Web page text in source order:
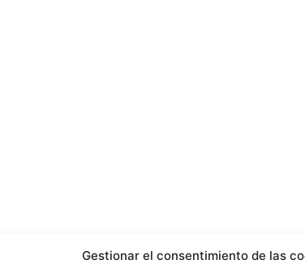
Gestionar el consentimiento de las